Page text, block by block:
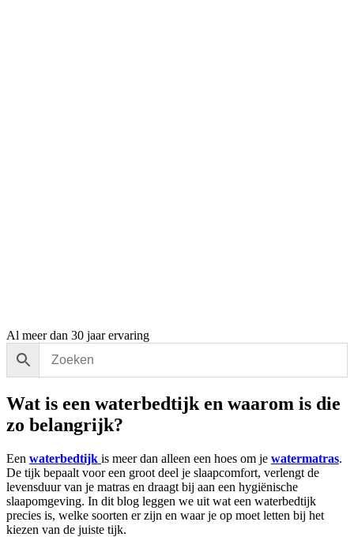
Al meer dan 30 jaar ervaring
Wat is een waterbedtijk en waarom is die
zo belangrijk?
Een waterbedtijk is meer dan alleen een hoes om je watermatras.
De tijk bepaalt voor een groot deel je slaapcomfort, verlengt de
levensduur van je matras en draagt bij aan een hygiënische
slaapomgeving. In dit blog leggen we uit wat een waterbedtijk
precies is, welke soorten er zijn en waar je op moet letten bij het
kiezen van de juiste tijk.